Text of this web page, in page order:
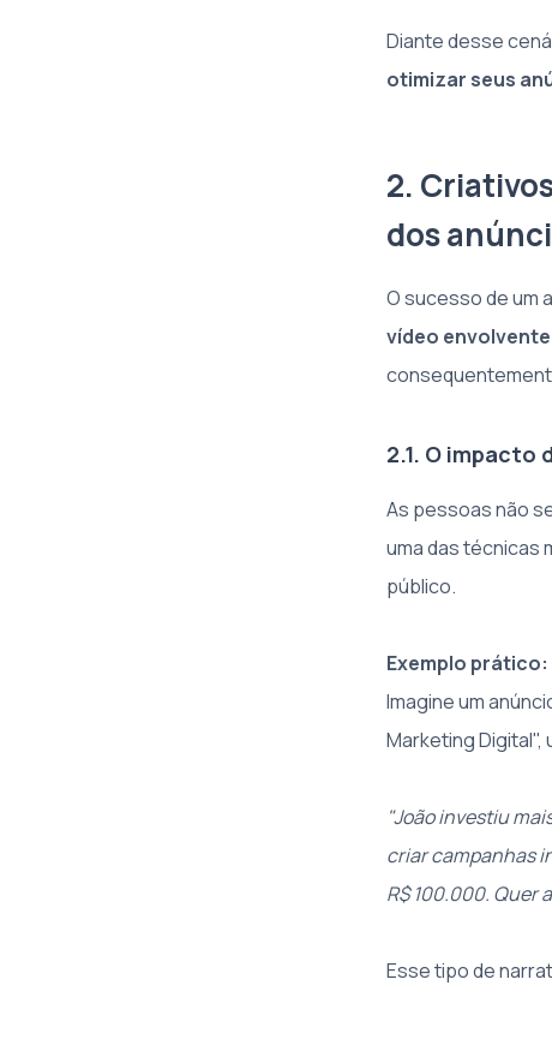
Diante desse
otimizar seus
2.
dos
O sucesso de um
vídeo
2.1. O
As pessoas não
uma das técnicas
público.
Exemplo prático:
Imagine um
Marketing
"João investiu
criar campanhas
R$ 100.000. Quer
Esse tipo de